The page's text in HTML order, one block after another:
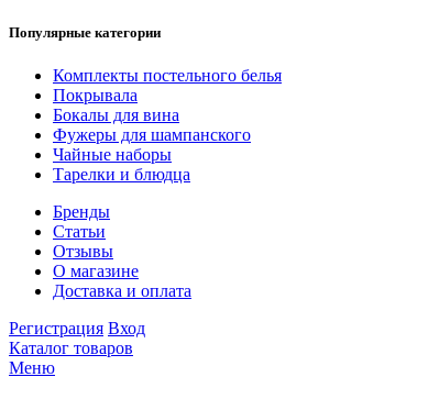
Популярные категории
Комплекты постельного белья
Покрывала
Бокалы для вина
Фужеры для шампанского
Чайные наборы
Тарелки и блюдца
Бренды
Статьи
Отзывы
О магазине
Доставка и оплата
Регистрация Вход
Каталог товаров
Меню